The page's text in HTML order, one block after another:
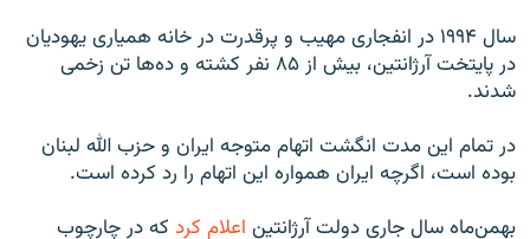
سال ۱۹۹۴ در انفجاری مهیب و پرقدرت در خانه همیاری یهودیان
در پایتخت آرژانتین، بیش از ۸۵ نفر کشته و ده‌ها تن زخمی
شدند.
در تمام این مدت انگشت اتهام متوجه ایران و حزب الله لبنان
بوده است، اگرچه ایران همواره این اتهام را رد کرده است.
بهمن‌ماه سال جاری دولت آرژانتین اعلام کرد که در چارچوب